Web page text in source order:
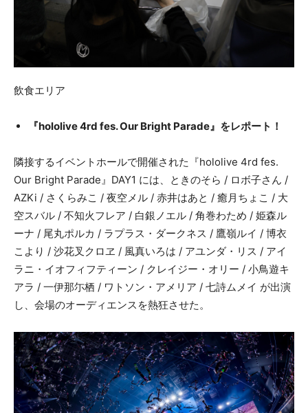
飲食エリア
『hololive 4rd fes. Our Bright Parade』をレポート！
隣接するイベントホールで開催された『hololive 4rd fes.
Our Bright Parade』DAY1 には、ときのそら / ロボ子さん /
AZKi / さくらみこ / 夜空メル / 赤井はあと / 癒月ちょこ / 大
空スバル / 不知火フレア / 白銀ノエル / 角巻わため / 姫森ル
ーナ / 尾丸ポルカ / ラプラス・ダークネス / 鷹嶺ルイ / 博衣
こより / 沙花叉クロヱ / 風真いろは / アユンダ・リス / アイ
ラニ・イオフィフティーン / クレイジー・オリー / 小鳥遊キ
アラ / 一伊那尓栖 / ワトソン・アメリア / 七詩ムメイ が出演
し、会場のオーディエンスを熱狂させた。